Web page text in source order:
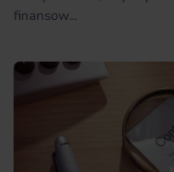
finansow...